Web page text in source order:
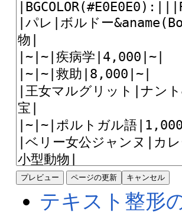
テキスト整形